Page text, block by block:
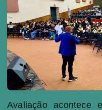
Avaliação